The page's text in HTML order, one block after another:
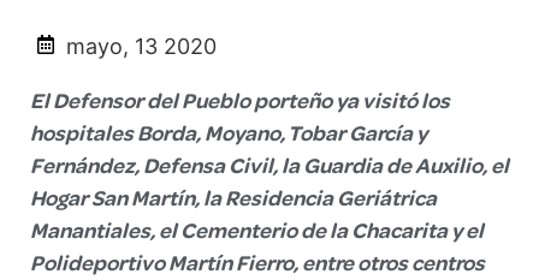
mayo, 13 2020
El Defensor del Pueblo porteño ya visitó los
hospitales Borda, Moyano, Tobar García y
Fernández, Defensa Civil, la Guardia de Auxilio, el
Hogar San Martín, la Residencia Geriátrica
Manantiales, el Cementerio de la Chacarita y el
Polideportivo Martín Fierro, entre otros centros